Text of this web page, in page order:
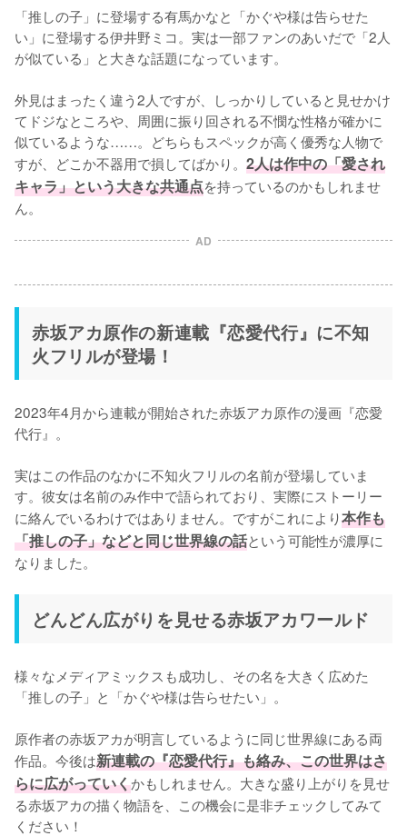
「推しの子」に登場する有馬かなと「かぐや様は告らせた
い」に登場する伊井野ミコ。実は一部ファンのあいだで「2人
が似ている」と大きな話題になっています。
外見はまったく違う2人ですが、しっかりしていると見せかけ
てドジなところや、周囲に振り回される不憫な性格が確かに
似ているような……。どちらもスペックが高く優秀な人物で
すが、どこか不器用で損してばかり。 2人は作中の「愛され
キャラ」という大きな共通点を持っているのかもしれませ
ん。
AD
赤坂アカ原作の新連載『恋愛代行』に不知
火フリルが登場！
2023年4月から連載が開始された赤坂アカ原作の漫画『恋愛
代行』。
実はこの作品のなかに不知火フリルの名前が登場していま
す。彼女は名前のみ作中で語られており、実際にストーリー
に絡んでいるわけではありません。ですがこれにより本作も
「推しの子」などと同じ世界線の話という可能性が濃厚に
なりました。
どんどん広がりを見せる赤坂アカワールド
様々なメディアミックスも成功し、その名を大きく広めた
「推しの子」と「かぐや様は告らせたい」。
原作者の赤坂アカが明言しているように同じ世界線にある両
作品。今後は新連載の『恋愛代行』も絡み、この世界はさ
らに広がっていくかもしれません。大きな盛り上がりを見せ
る赤坂アカの描く物語を、この機会に是非チェックしてみて
ください！